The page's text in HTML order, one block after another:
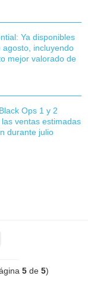
Ya disponibles
agosto, incluyendo
mejor valorado de
Ops 1 y 2
ventas estimadas
durante julio
5de 5)